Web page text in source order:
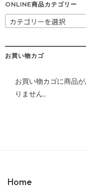
ONLINE商品カテゴリー
カテゴリーを選択
お買い物カゴ
お買い物カゴに商品が
りません。
Home